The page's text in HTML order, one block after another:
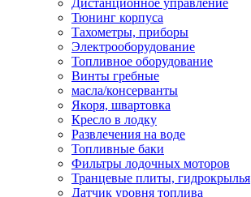
Тюнинг корпуса
Тахометры, приборы
Электрооборудование
Топливное оборудование
Винты гребные
масла/консерванты
Якоря, швартовка
Кресло в лодку
Развлечения на воде
Топливные баки
Фильтры лодочных моторов
Транцевые плиты, гидрокрылья
Датчик уровня топлива